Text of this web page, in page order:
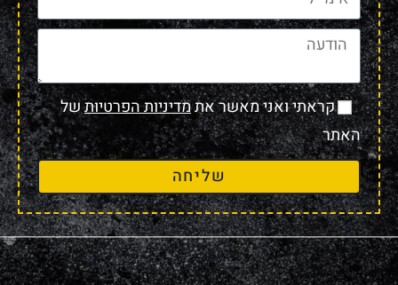
קראתי ואני מאשר אתמדיניות הפרטיותשל
האתר
שליחה